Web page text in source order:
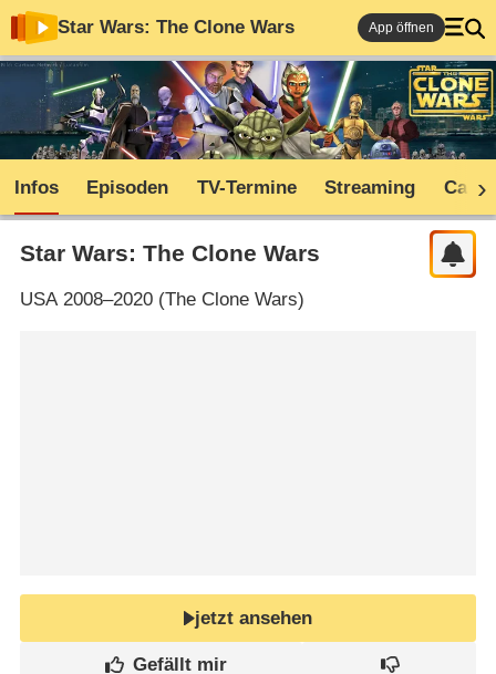
Star Wars: The Clone Wars App öffnen
Infos Episoden TV-Termine Streaming Cast
Star Wars: The Clone Wars
USA2008–2020 (The Clone Wars)
jetzt ansehen